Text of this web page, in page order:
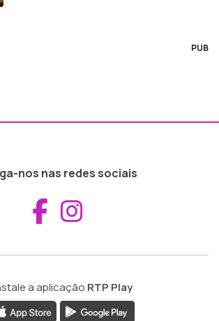
PUB
nos nas redes sociais
Aceder ao
a aplicação RTP Play